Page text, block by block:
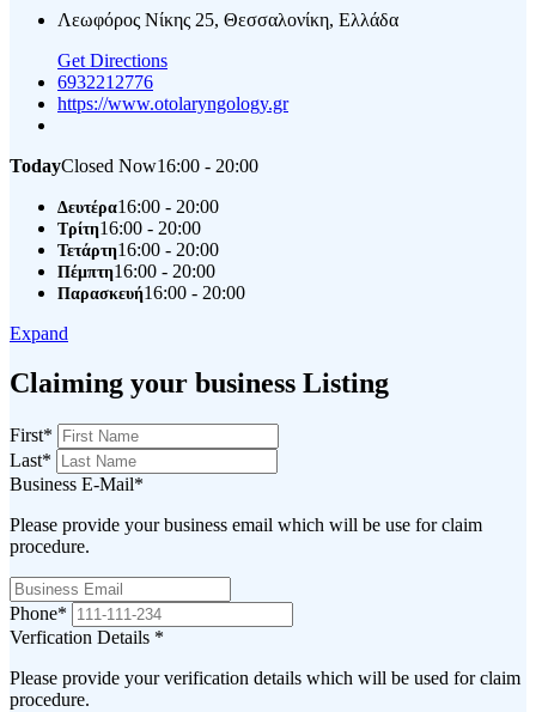
Λεωφόρος Νίκης 25, Θεσσαλονίκη, Ελλάδα
Get Directions
6932212776
https://www.otolaryngology.gr
TodayClosed Now16:00 - 20:00
Δευτέρα16:00 - 20:00
Τρίτη16:00 - 20:00
Τετάρτη16:00 - 20:00
Πέμπτη16:00 - 20:00
Παρασκευή16:00 - 20:00
Expand
Claiming your business Listing
First*
Last*
Business E-Mail*
Please provide your business email which will be use for claim
procedure.
Phone*
Verfication Details *
Please provide your verification details which will be used for claim
procedure.